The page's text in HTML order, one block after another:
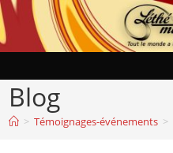
Skip
to
content
Blog
> Témoignages-événements >